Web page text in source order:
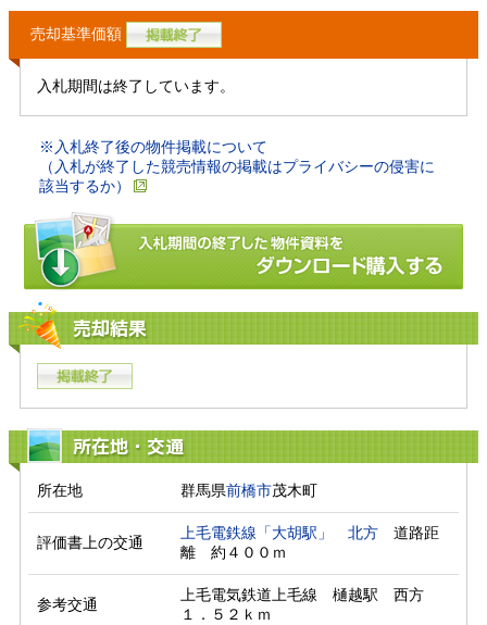
売却基準価額
入札期間は終了しています。
※入札終了後の物件掲載について
（入札が終了した競売情報の掲載はプライバシーの侵害に
該当するか）
売却結果
所在地・交通
所在地 群馬県前橋市茂木町
評価書上の交通
上毛電鉄線「大胡駅」 北方 道路距
離　約４００ｍ
参考交通
上毛電気鉄道上毛線　樋越駅　西方
１．５２ｋｍ